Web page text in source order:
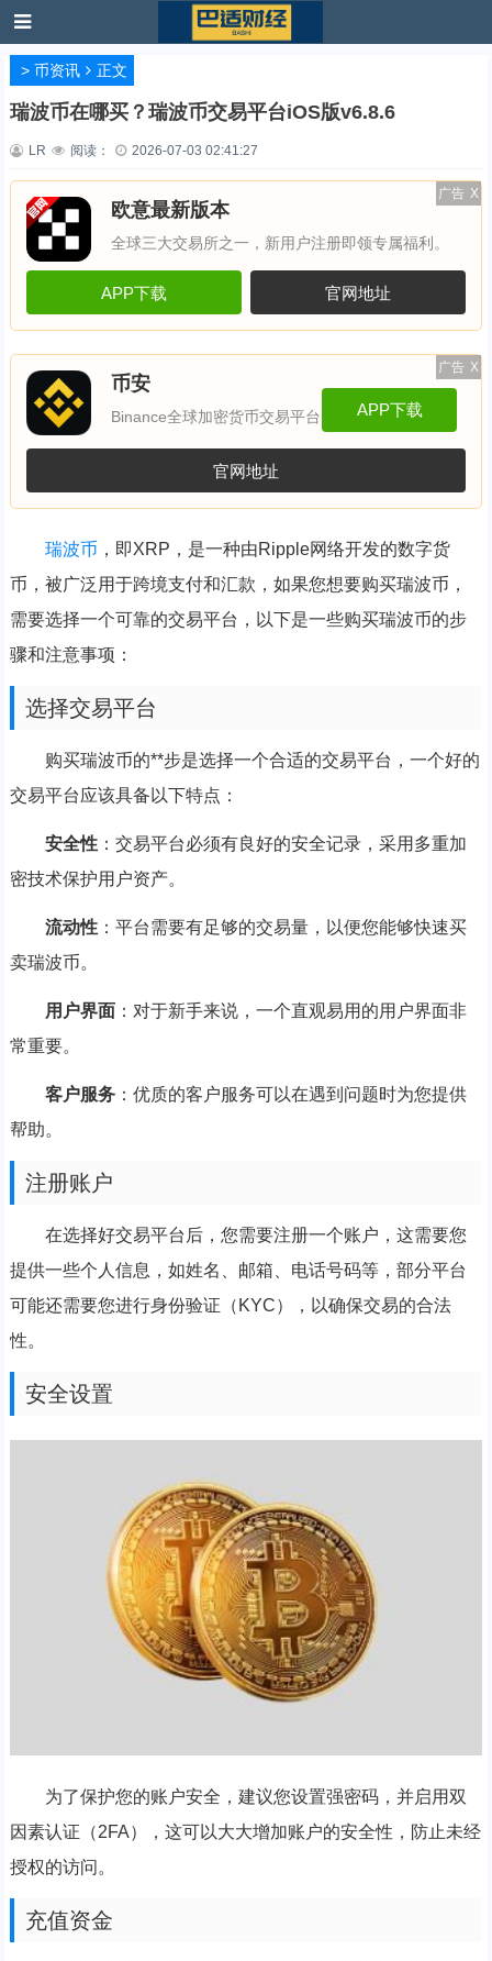
> 币资讯 正文
瑞波币在哪买？瑞波币交易平台iOS版v6.8.6
LR 阅读： 2026-07-03 02:41:27
广告 X
欧意最新版本
全球三大交易所之一，新用户注册即领专属福利。
APP下载 官网地址
广告 X
币安
Binance全球加密货币交易平台 APP下载
官网地址
瑞波币 ，即XRP，是一种由Ripple网络开发的数字货
币，被广泛用于跨境支付和汇款，如果您想要购买瑞波币，
需要选择一个可靠的交易平台，以下是一些购买瑞波币的步
骤和注意事项：
选择交易平台
购买瑞波币的**步是选择一个合适的交易平台，一个好的
交易平台应该具备以下特点：
安全性：交易平台必须有良好的安全记录，采用多重加
密技术保护用户资产。
流动性：平台需要有足够的交易量，以便您能够快速买
卖瑞波币。
用户界面：对于新手来说，一个直观易用的用户界面非
常重要。
客户服务：优质的客户服务可以在遇到问题时为您提供
帮助。
注册账户
在选择好交易平台后，您需要注册一个账户，这需要您
提供一些个人信息，如姓名、邮箱、电话号码等，部分平台
可能还需要您进行身份验证（KYC），以确保交易的合法
性。
安全设置
为了保护您的账户安全，建议您设置强密码，并启用双
因素认证（2FA），这可以大大增加账户的安全性，防止未经
授权的访问。
充值资金